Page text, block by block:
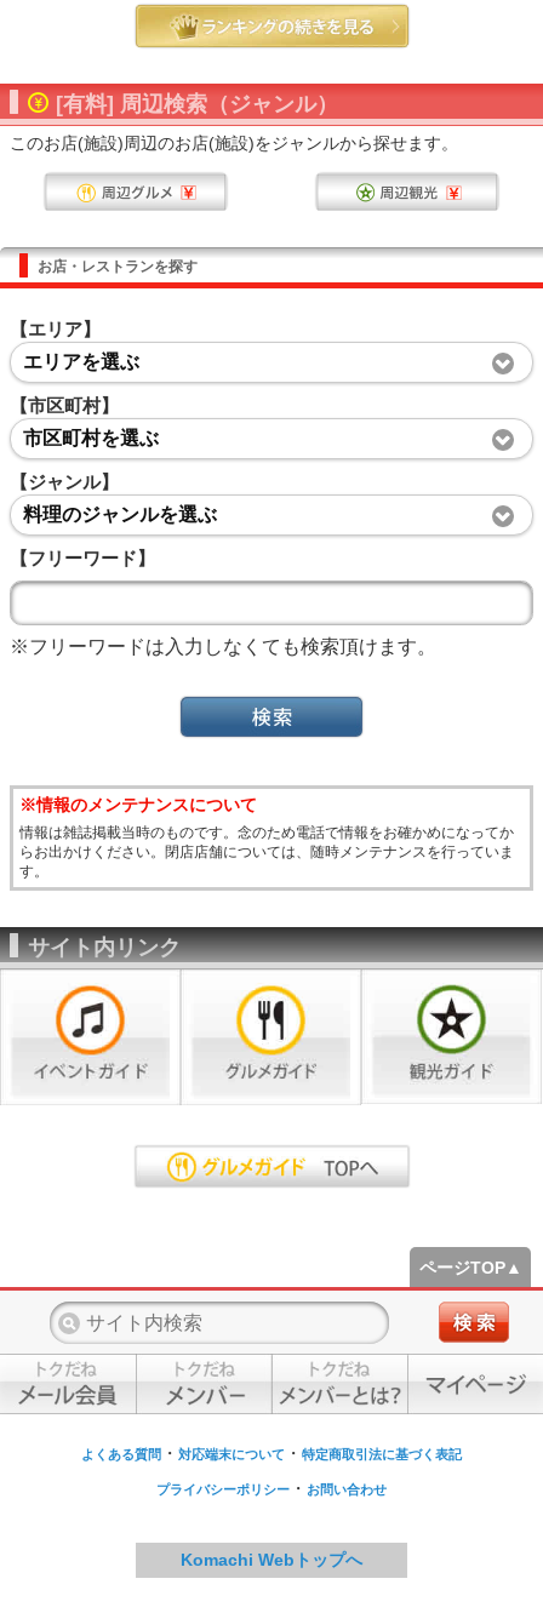
[有料] 周辺検索（ジャンル）
このお店(施設)周辺のお店(施設)をジャンルから探せます。
お店・レストランを探す
【エリア】
エリアを選ぶ
【市区町村】
市区町村を選ぶ
【ジャンル】
料理のジャンルを選ぶ
【フリーワード】
※フリーワードは入力しなくても検索頂けます。
※情報のメンテナンスについて
情報は雑誌掲載当時のものです。念のため電話で情報をお確かめになってか
らお出かけください。閉店店舗については、随時メンテナンスを行っていま
す。
サイト内リンク
ページTOP▲
よくある質問 ・ 対応端末について ・ 特定商取引法に基づく表記
プライバシーポリシー ・ お問い合わせ
Komachi Webトップへ